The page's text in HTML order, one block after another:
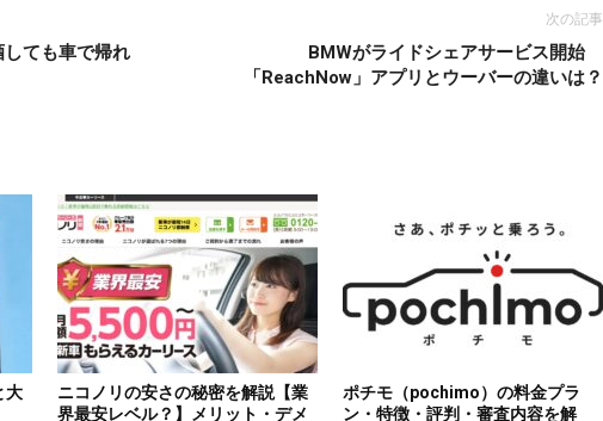
ても車で帰れ
次の記事
BMWがライドシェアサービス開始
「ReachNow」アプリとウーバーの違いは？
大
ニコノリの安さの秘密を解説【業
界最安レベル？】メリット・デメ
ポチモ（pochimo）の料金プラ
ン・特徴・評判・審査内容を解